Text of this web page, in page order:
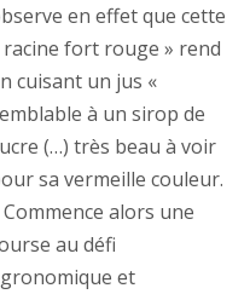
en effet que cette
racine fort rouge » rend
cuisant un jus «
à un sirop de
(…) très beau à voir
sa vermeille couleur.
Commence alors une
au défi
et